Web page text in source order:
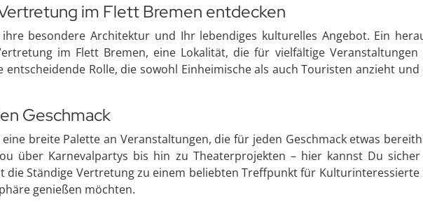
im Flett Bremen entdecken
besondere Architektur und Ihr lebendiges kulturelles Angebot. Ein
im Flett Bremen, eine Lokalität, die für vielfältige
Rolle, die sowohl Einheimische als auch Touristen anzieht
Geschmack
breite Palette an Veranstaltungen, die für jeden Geschmack etwas
über Karnevalpartys bis hin zu Theaterprojekten – hier kannst Du
die Ständige Vertretung zu einem beliebten Treffpunkt für Kulturinteressierte
genießen möchten.